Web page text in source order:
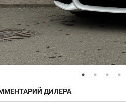
ДИЛЕРА